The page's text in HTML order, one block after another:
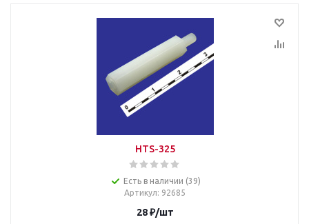
HTS-325
Есть в наличии (39)
Артикул: 92685
28₽/шт